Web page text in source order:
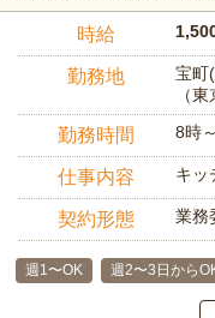
時給
勤務地
宝町
（
勤務時間 8時
仕事内容 キッ
契約形態 業務
週1〜OK 週2〜3日から